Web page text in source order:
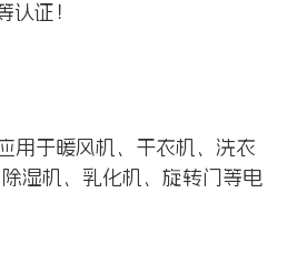
认证！
用于暖风机、干衣机、洗衣
湿机、乳化机、旋转门等电